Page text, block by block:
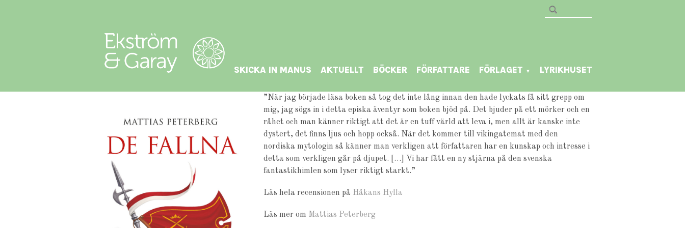
SKICKA IN MANUS AKTUELLT BÖCKER FÖRFATTARE FÖRLAGET ▼ LYRIKHUSET
”När jag började läsa boken så tog det inte lång innan den hade lyckats få sitt grepp om
mig, jag sögs in i detta episka äventyr som boken bjöd på. Det bjuder på ett mörker och en
råhet och man känner riktigt att det är en tuff värld att leva i, men allt är kanske inte
dystert, det finns ljus och hopp också. När det kommer till vikingatemat med den
nordiska mytologin så känner man verkligen att författaren har en kunskap och intresse i
detta som verkligen går på djupet. […] Vi har fått en ny stjärna på den svenska
fantastikhimlen som lyser riktigt starkt.”
Läs hela recensionen på Håkans Hylla
Läs mer om Mattias Peterberg